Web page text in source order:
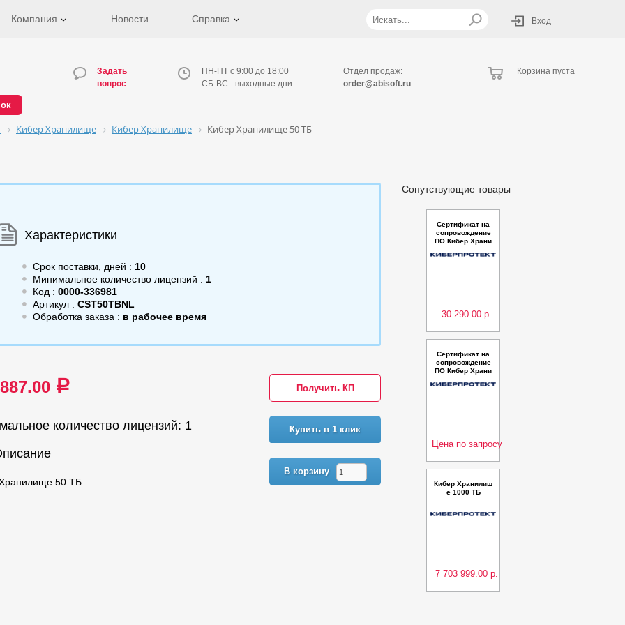
Компания Новости Справка Вход
Задать
вопрос
ПН-ПТ с 9:00 до 18:00
СБ-ВС - выходные дни
Отдел продаж:
order@abisoft.ru
Корзина пуста
Кибер Хранилище Кибер Хранилище Кибер Хранилище 50 ТБ
Характеристики
Срок поставки, дней : 10
Минимальное количество лицензий : 1
Код : 0000-336981
Артикул : CST50TBNL
Обработка заказа : в рабочее время
a Получить КП
Купить в 1 клик
В корзину
количество лицензий: 1
50 ТБ
Сопутствующие товары
Сертификат на
сопровождение
ПО Кибер Храни
30 290.00 р.
Сертификат на
сопровождение
ПО Кибер Храни
одление (вырав
Цена по запросу
Кибер Хранилищ
е 1000 ТБ
7 703 999.00 р.